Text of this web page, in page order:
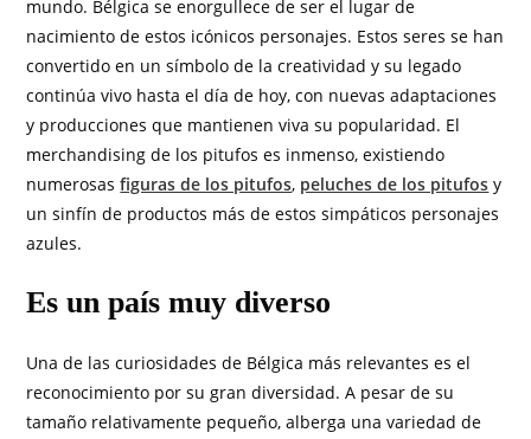
mundo. Bélgica se enorgullece de ser el lugar de
nacimiento de estos icónicos personajes. Estos seres se han
convertido en un símbolo de la creatividad y su legado
continúa vivo hasta el día de hoy, con nuevas adaptaciones
y producciones que mantienen viva su popularidad. El
merchandising de los pitufos es inmenso, existiendo
numerosasfiguras de los pitufos, peluches de los pitufos y
un sinfín de productos más de estos simpáticos personajes
azules.
Es un país muy diverso
Una de las curiosidades de Bélgica más relevantes es el
reconocimiento por su gran diversidad. A pesar de su
tamaño relativamente pequeño, alberga una variedad de